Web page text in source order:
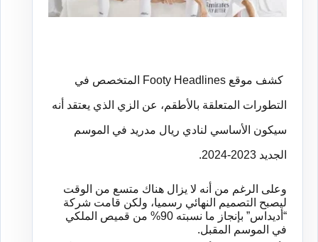
كشف موقع المتخصص في
التطورات المتعلقة بالأطقم، عن الزي الذي يعتقد أنه
سيكون الأساسي لنادي ريال مدريد في الموسم
الجديد
وعلى الرغم من أنه لا يزال هناك متسع من الوقت
ليصبح التصميم النهائي رسميا، ولكن قامت شركة
“ أديداس” بإنجاز ما نسبته من قميص الملكي
في الموسم المقبل.